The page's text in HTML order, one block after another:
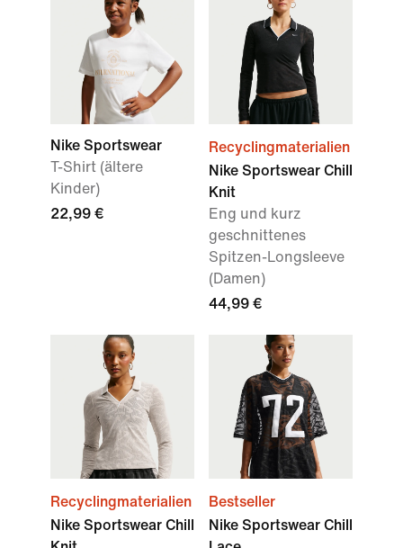
Nike Sportswear
T-Shirt (ältere
Kinder)
22,99 €
Recyclingmaterialien
Nike Sportswear Chill
Knit
Eng und kurz
geschnittenes
Spitzen-Longsleeve
(Damen)
44,99 €
Recyclingmaterialien
Nike Sportswear Chill
Bestseller
Nike Sportswear Chill